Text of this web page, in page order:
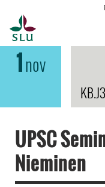
1nov
UPSC
Nieminen